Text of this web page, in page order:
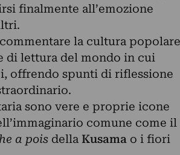
finalmente all’emozione
la cultura popolare
di lettura del mondo in cui
offrendo spunti di riflessione
sono vere e proprie icone
comune come il
a poisdella Kusama o i fiori